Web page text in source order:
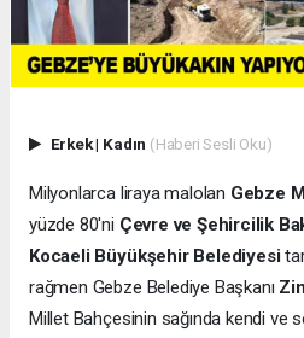
Erkek| Kadın (Haberi Sesli Oku)
Milyonlarca liraya malolan Gebze
yüzde 80'ni Çevre ve Şehircilik
Kocaeli Büyükşehir Belediyesi
rağmen Gebze Belediye Başkanı
Millet Bahçesinin sağında kendi ve